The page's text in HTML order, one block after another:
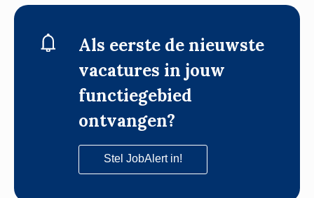
Als eerste de nieuwste
vacatures in jouw
functiegebied
ontvangen?
Stel JobAlert in!